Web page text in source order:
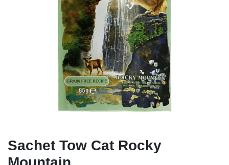
Sachet Tow Cat Rocky